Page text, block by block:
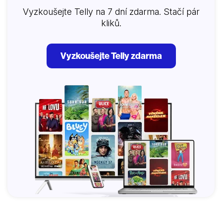
Vyzkoušejte Telly na 7 dní zdarma. Stačí pár
kliků.
Vyzkoušejte Telly zdarma